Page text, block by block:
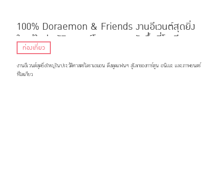
100% Doraemon & Friends งานอีเวนต์สุดยิ่ง
ใหญ่ในประวัติศาสตร์โดราเอมอนจัดขึ้นที่โตเกียว
ท่องเที่ยว
งานอีเวนต์สุดยิ่งใหญ่ในประวัติศาสตร์โดราเอมอน ดึงดูดแฟนๆ สู่โลกของการ์ตูน อนิเมะ และภาพยนตร์
ที่โตเกียว